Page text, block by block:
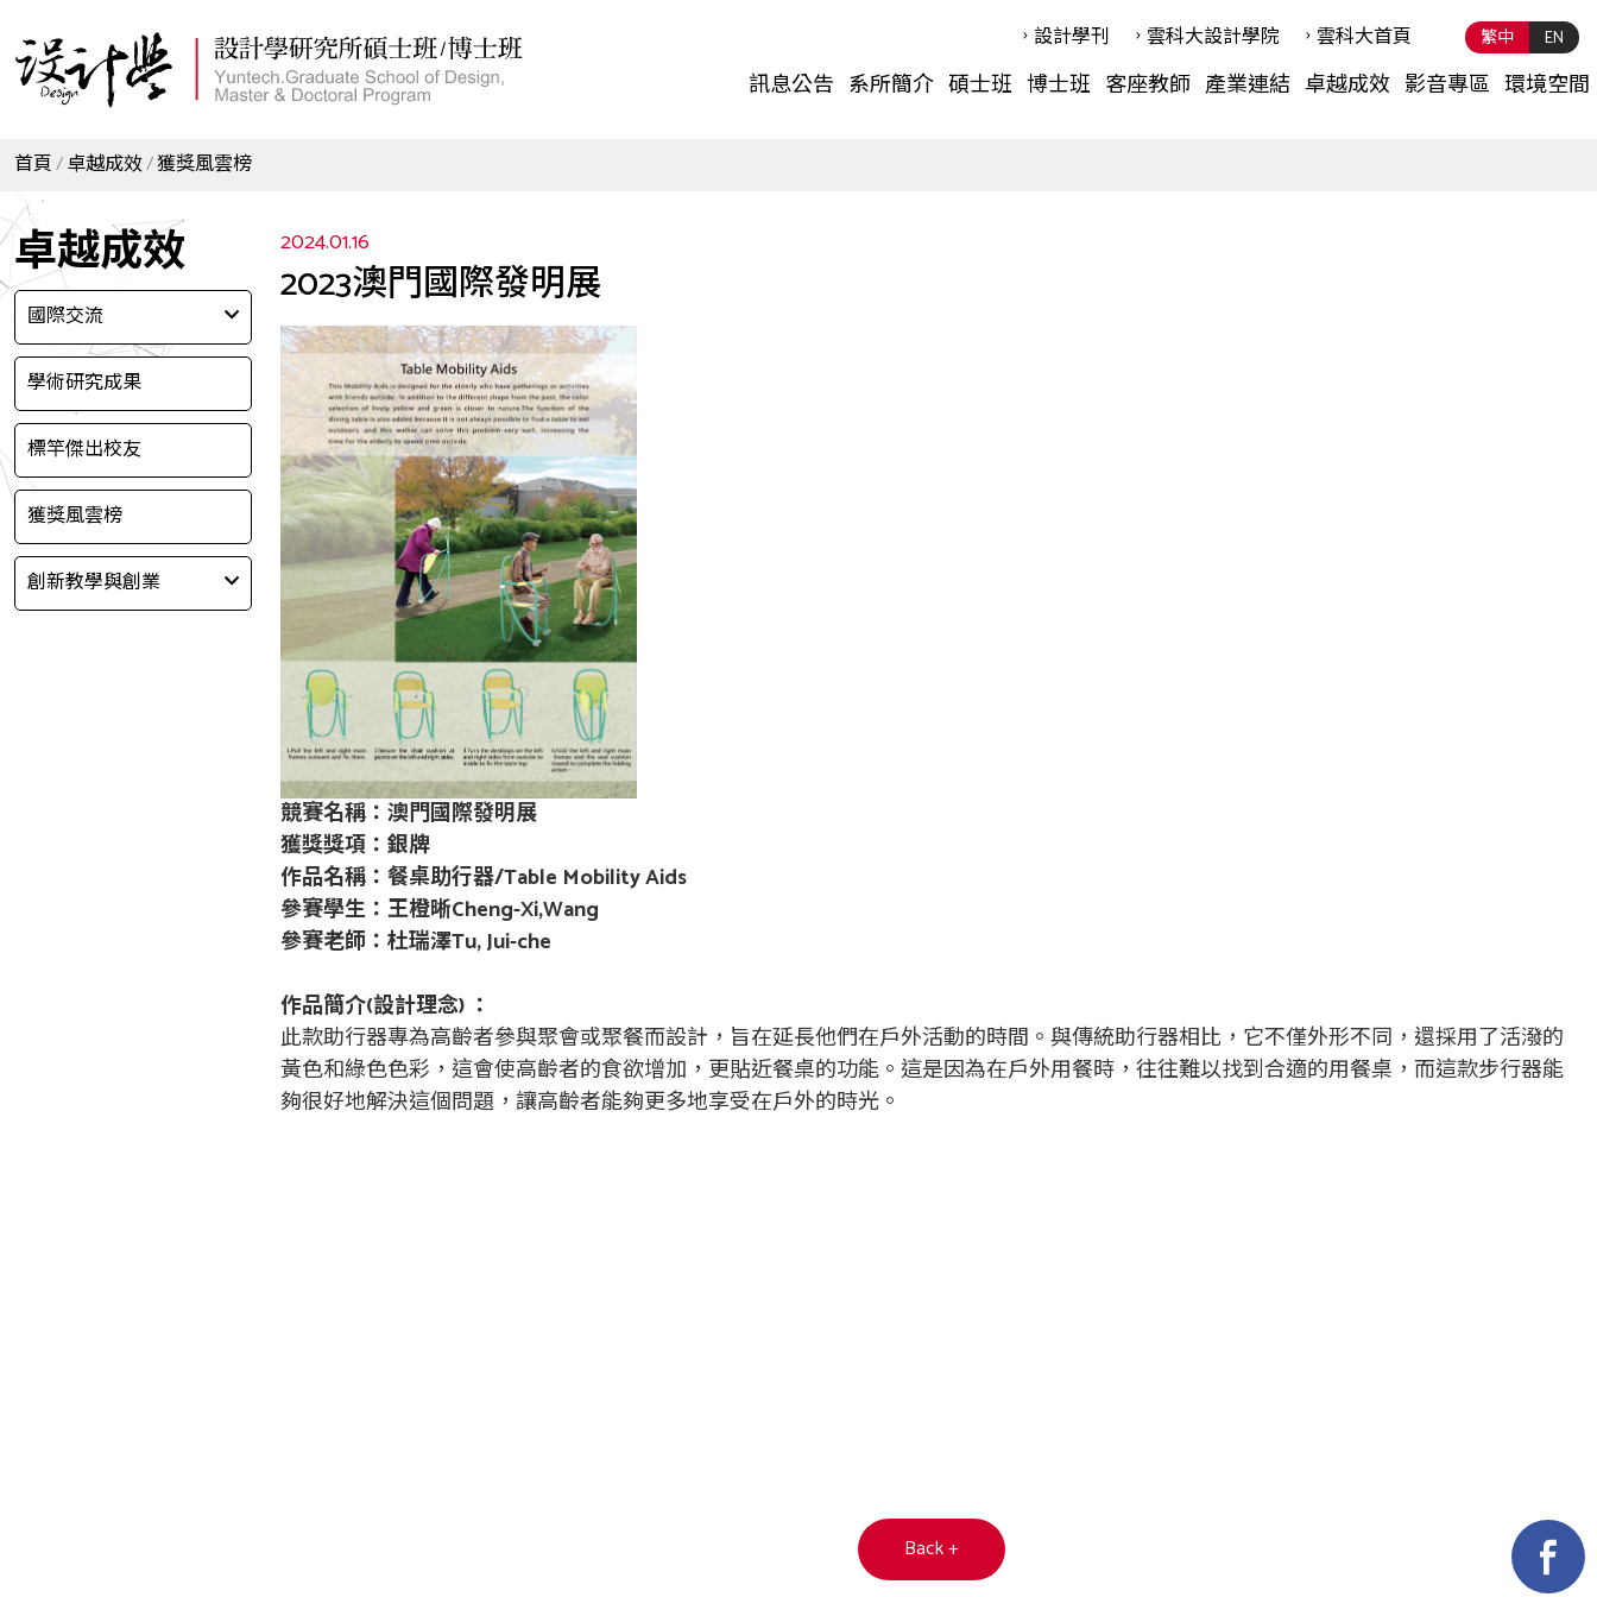
繁中 EN
訊息公告 系所簡介 碩士班 博士班 客座教師 產業連結 卓越成效 影音專區 環境空間
設計學刊 雲科⼤設計學院 雲科⼤首頁
首頁 卓越成效 獲獎風雲榜
卓越成效
國際交流
學術研究成果
標竿傑出校友
獲獎風雲榜
創新教學與創業
2024.01.16
2023澳門國際發明展
競賽名稱：澳門國際發明展
獲獎獎項：銀牌
作品名稱：餐桌助行器/Table Mobility Aids
參賽學生：王橙晰Cheng-Xi,Wang
參賽老師：杜瑞澤Tu, Jui-che
作品簡介(設計理念) ：
此款助行器專為高齡者參與聚會或聚餐而設計，旨在延長他們在戶外活動的時間。與傳統助行器相比，它不僅外形不同，還採用了活潑的
黃色和綠色色彩，這會使高齡者的食欲增加，更貼近餐桌的功能。這是因為在戶外用餐時，往往難以找到合適的用餐桌，而這款步行器能
夠很好地解決這個問題，讓高齡者能夠更多地享受在戶外的時光。
Back +